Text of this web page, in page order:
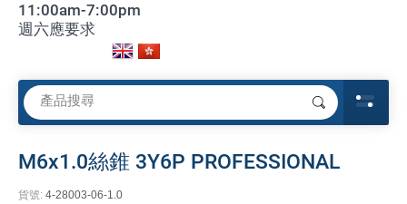
11:00am-7:00pm
週六應要求
M6x1.0絲錐 3Y6P PROFESSIONAL
貨號: 4-28003-06-1.0